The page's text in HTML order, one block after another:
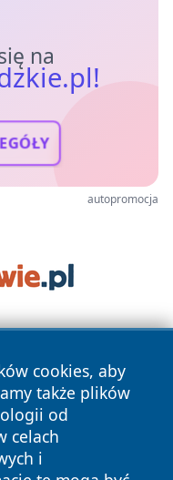
na
autopromocja
cookies, aby
także plików
od
celach
i
Wszystkie prawa